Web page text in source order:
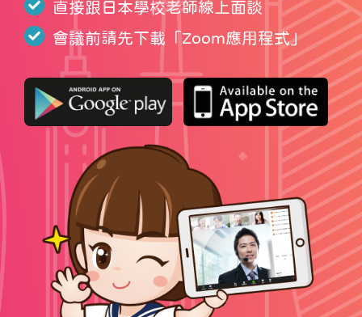
直接跟日本學校老師線上面談
會議前請先下載「Zoom應用程式」